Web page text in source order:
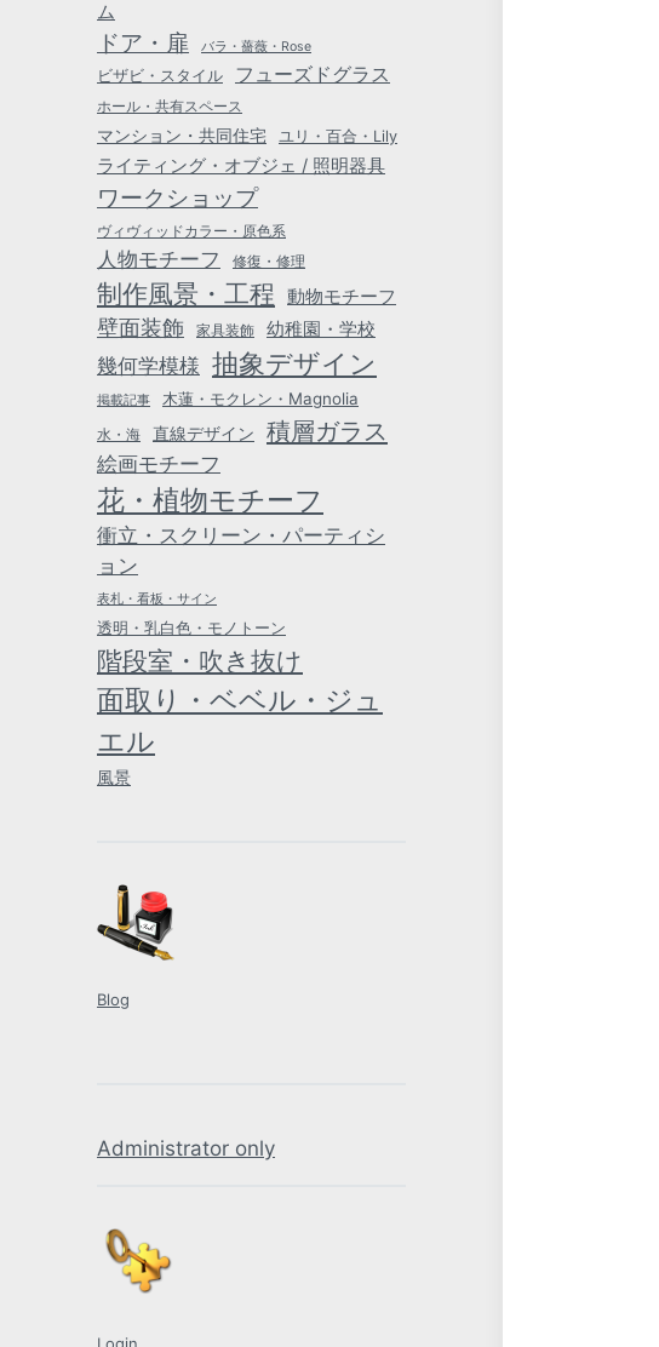
ム
ドア・扉 バラ・薔薇・Rose
ビザビ・スタイル フューズドグラス
ホール・共有スペース
マンション・共同住宅 ユリ・百合・Lily
ライティング・オブジェ / 照明器具
ワークショップ
ヴィヴィッドカラー・原色系
人物モチーフ 修復・修理
制作風景・工程 動物モチーフ
壁面装飾 家具装飾 幼稚園・学校
幾何学模様 抽象デザイン
掲載記事 木蓮・モクレン・Magnolia
水・海 直線デザイン 積層ガラス
絵画モチーフ
花・植物モチーフ
衝立・スクリーン・パーティシ
ョン
表札・看板・サイン
透明・乳白色・モノトーン
階段室・吹き抜け
面取り・ベベル・ジュ
エル
風景
Blog
Administrator only